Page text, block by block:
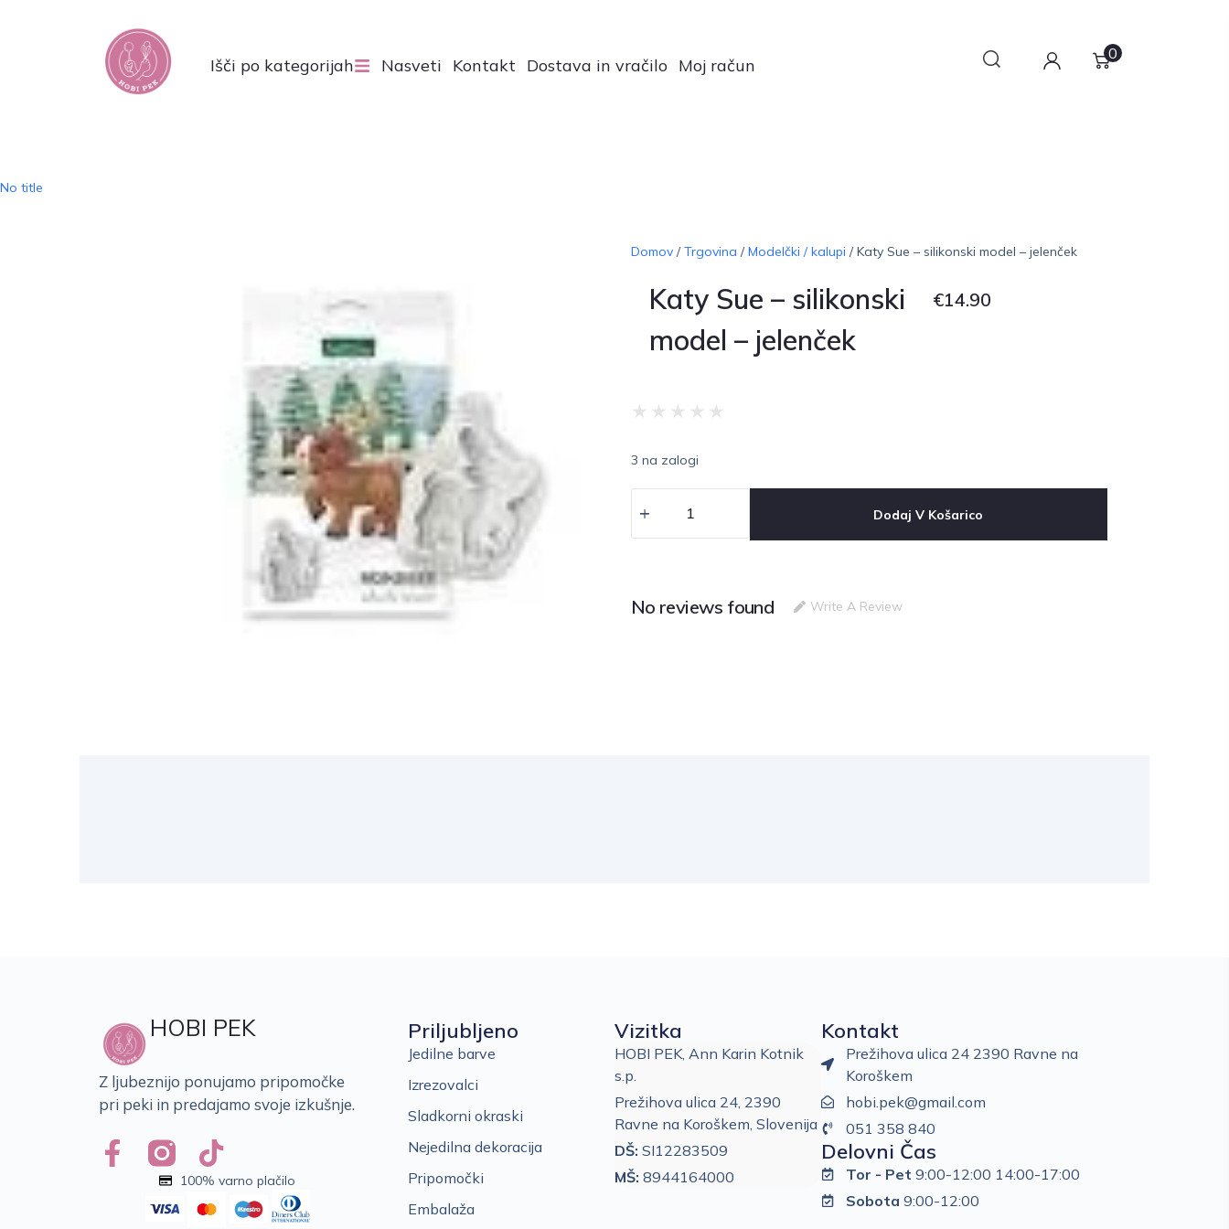
Išči po kategorijah Nasveti Kontakt Dostava in vračilo Moj račun
0
No title
Domov/Trgovina /Modelčki / kalupi / Katy Sue – silikonski model – jelenček
Katy Sue – silikonski
model – jelenček
€14.90
★ ★ ★ ★ ★
3 na zalogi
Dodaj V Košarico
No reviews found Write A Review
HOBI PEK
Z ljubeznijo ponujamo pripomočke
pri peki in predajamo svoje izkušnje.
100% varno plačilo
Priljubljeno
Jedilne barve
Izrezovalci
Sladkorni okraski
Nejedilna dekoracija
Pripomočki
Embalaža
Vizitka
HOBI PEK, Ann Karin Kotnik
s.p.
Prežihova ulica 24, 2390
Ravne na Koroškem, Slovenija
DŠ: SI12283509
MŠ: 8944164000
Kontakt
Prežihova ulica 24 2390 Ravne na
Koroškem
hobi.pek@gmail.com
051 358 840
Delovni Čas
Tor - Pet 9:00-12:00 14:00-17:00
Sobota 9:00-12:00